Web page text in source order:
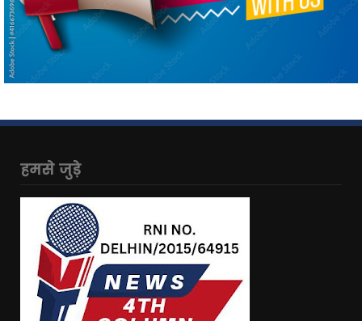
हमसे जुड़े